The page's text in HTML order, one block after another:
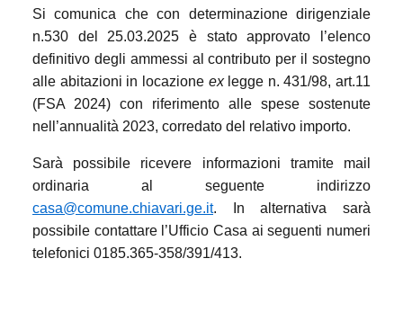
Si comunica che con determinazione dirigenziale
n.530 del 25.03.2025 è stato approvato l’elenco
definitivo degli ammessi al contributo per il sostegno
alle abitazioni in locazione ex legge n. 431/98, art.11
(FSA 2024) con riferimento alle spese sostenute
nell’annualità 2023, corredato del relativo importo.
Sarà possibile ricevere informazioni tramite mail
ordinaria al seguente indirizzo
casa@comune.chiavari.ge.it. In alternativa sarà
possibile contattare l’Ufficio Casa ai seguenti numeri
telefonici 0185.365-358/391/413.